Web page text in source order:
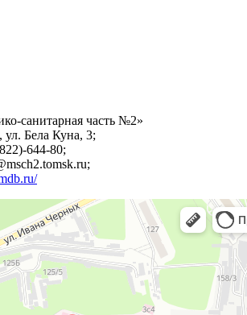
санитарная часть №2»
ул. Бела Куна, 3;
644-80;